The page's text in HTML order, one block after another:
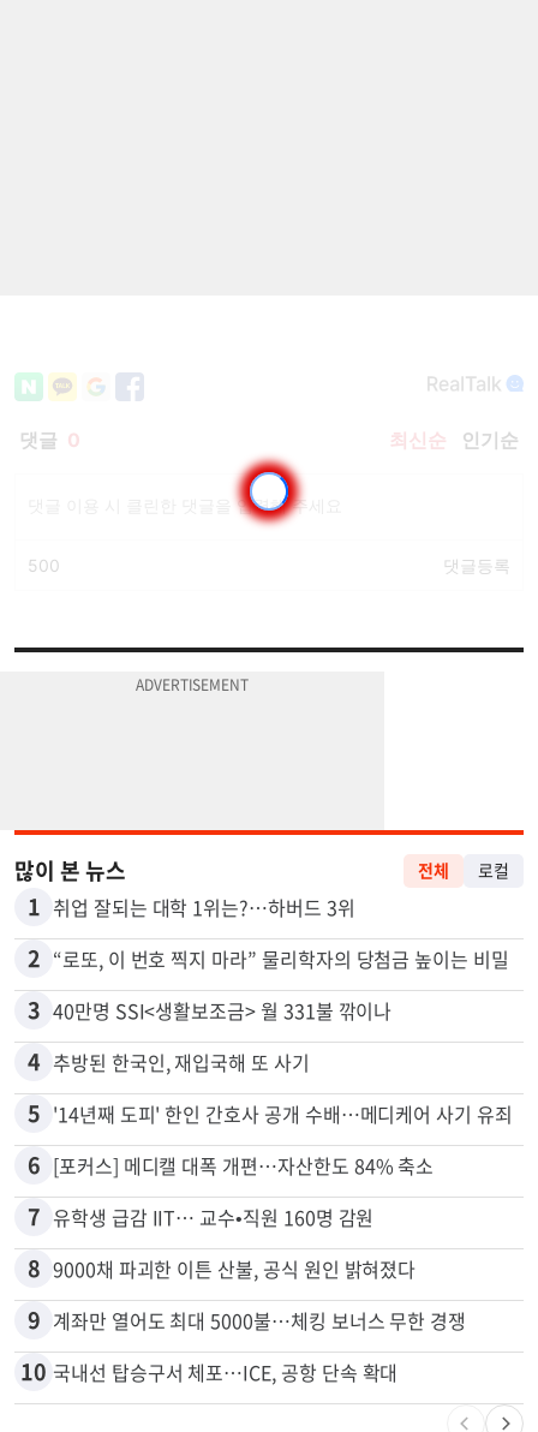
많이 본 뉴스 전체 로컬
1 취업 잘되는 대학 1위는?…하버드 3위
2 “로또, 이 번호 찍지 마라” 물리학자의 당첨금 높이는 비밀
3 40만명 SSI<생활보조금> 월 331불 깎이나
4 추방된 한국인, 재입국해 또 사기
5 '14년째 도피' 한인 간호사 공개 수배…메디케어 사기 유죄
6 [포커스] 메디캘 대폭 개편…자산한도 84% 축소
7 유학생 급감 IIT… 교수•직원 160명 감원
8 9000채 파괴한 이튼 산불, 공식 원인 밝혀졌다
9 계좌만 열어도 최대 5000불…체킹 보너스 무한 경쟁
10 국내선 탑승구서 체포…ICE, 공항 단속 확대